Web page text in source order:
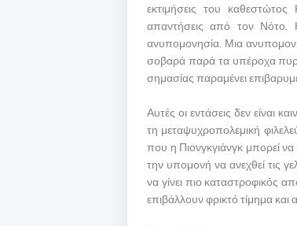
εκτιμήσεις του
απαντήσεις από τον Νότο.
ανυπομονησία. Μια
σοβαρά παρά τα υπέροχα
σημασίας παραμένει
Αυτές οι εντάσεις δεν είναι
τη μεταψυχροπολεμική
που η Πιονγκγιάνγκ μπορεί να
την υπομονή να ανεχθεί τις
να γίνει πιο καταστροφικός
επιβάλλουν φρικτό τίμημα και